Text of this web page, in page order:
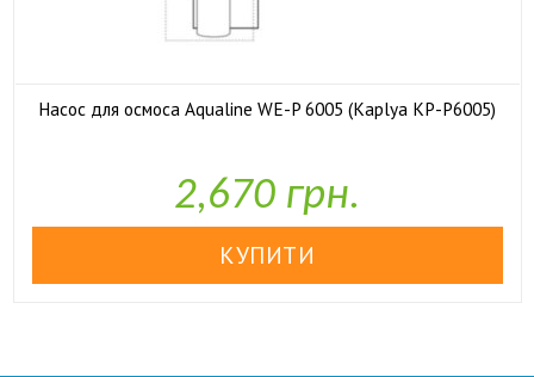
Насос для осмоса Aqualine WE-P 6005 (Kaplya KP-P6005)
2,670 грн.